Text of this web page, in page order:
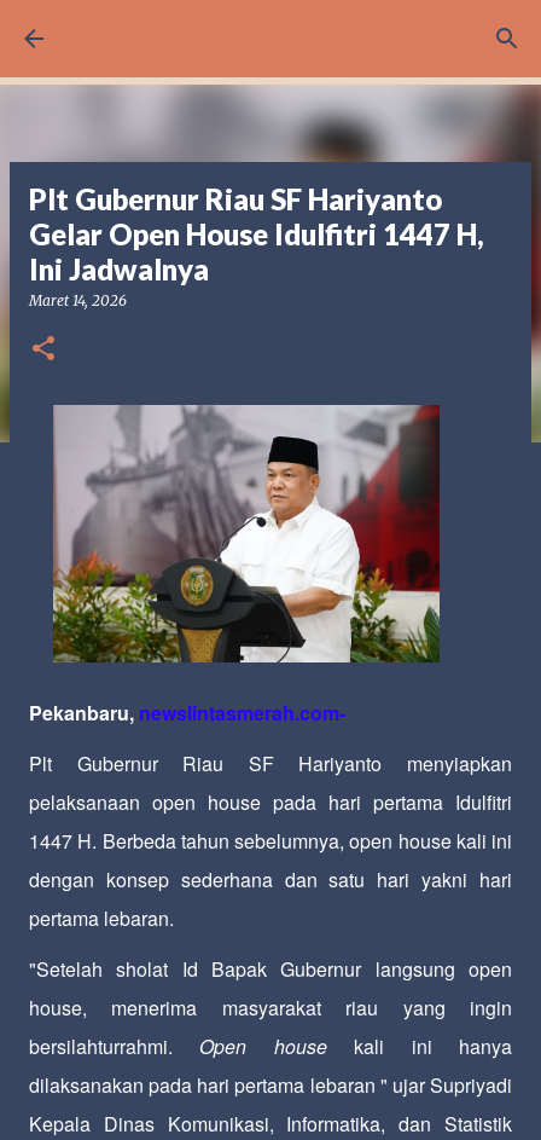
Plt Gubernur Riau SF Hariyanto
Gelar Open House Idulfitri 1447 H,
Ini Jadwalnya
Maret 14, 2026
Pekanbaru, newslintasmerah.com-
Plt Gubernur Riau SF Hariyanto menyiapkan
pelaksanaan open house pada hari pertama Idulfitri
1447 H. Berbeda tahun sebelumnya, open house kali ini
dengan konsep sederhana dan satu hari yakni hari
pertama lebaran.
"Setelah sholat Id Bapak Gubernur langsung open
house, menerima masyarakat riau yang ingin
bersilahturrahmi. Open housekali ini hanya
dilaksanakan pada hari pertama lebaran " ujar Supriyadi
Kepala Dinas Komunikasi, Informatika, dan Statistik